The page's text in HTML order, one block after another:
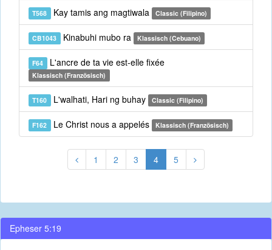
T568 Kay tamis ang magtiwala Classic (Filipino)
CB1043 Kinabuhi mubo ra Klassisch (Cebuano)
F64 L'ancre de ta vie est-elle fixée
Klassisch (Französisch)
T160 L'walhati, Hari ng buhay Classic (Filipino)
F162 Le Christ nous a appelés Klassisch (Französisch)
1 2 3 4 5
Epheser 5:19